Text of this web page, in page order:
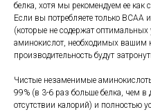
белка, хотя мы рекомендуем ее как
Если вы потребляете только BCAA
(которые не содержат
аминокислот, необходимых вашим
производительность будут
Чистые незаменимые
99% (в 3-6 раз больше белка, чем
отсутствии калорий) и полностью